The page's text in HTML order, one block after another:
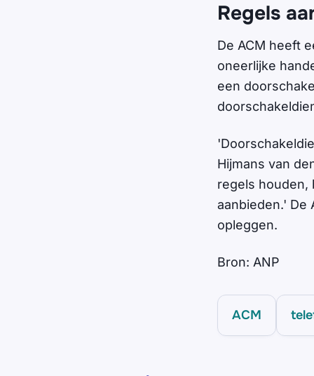
Regels
De ACM heeft
oneerlijke
een
Hijmans van
regels houden,
aanbieden.' De
opleggen.
Bron: ANP
ACM